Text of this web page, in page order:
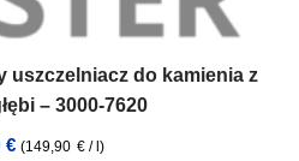
uszczelniacz do kamienia z
– 3000-7620
€ (149,90 €/ )